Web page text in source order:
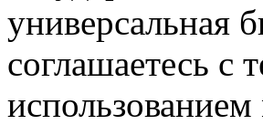
универсальная
соглашаетесь с